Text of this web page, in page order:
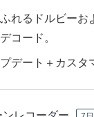
れるドルビーお
コード。
デート＋カスタ